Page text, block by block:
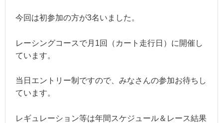
今回は初参加の方が3名いました。
レーシングコースで月1回（カート走行日）に開催し
ています。
当日エントリー制ですので、みなさんの参加お待ちし
ています。
レギュレーション等は年間スケジュール＆レース結果